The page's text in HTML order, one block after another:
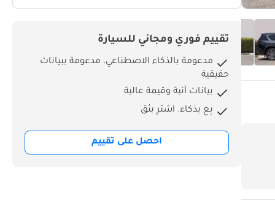
تقييم فوري ومجاني للسيارة
مدعومة بالذكاء الاصطناعي، مدعومة ببيانات
حقيقية
بيانات آنية وقيمة عالية
بِع بذكاء. اشترِ بثق
احصل على تقييم